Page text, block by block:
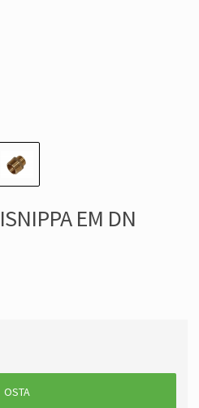
EM DN
OSTA